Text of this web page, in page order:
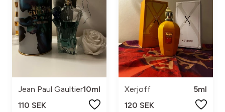
Jean Paul Gaultier10ml
110 SEK
Xerjoff
5ml
120 SEK